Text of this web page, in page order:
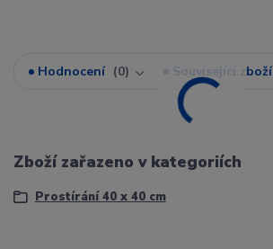
Hodnocení 0 Související zboží
Zboží zařazeno v kategoriích
Prostírání 40 x 40 cm